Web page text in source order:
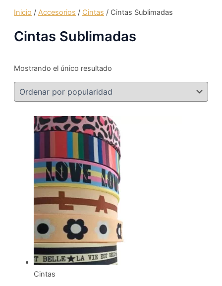
Inicio / Accesorios / Cintas / Cintas Sublimadas
Cintas Sublimadas
Mostrando el único resultado
Cintas